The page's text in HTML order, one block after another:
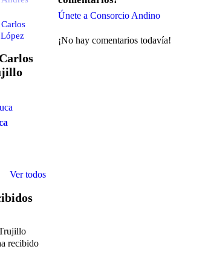
Ver todos
recibido
Únete a Consorcio Andino
¡No hay comentarios todavía!